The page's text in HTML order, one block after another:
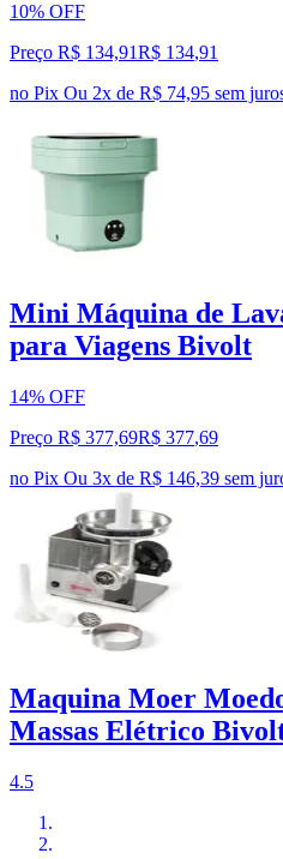
10% OFF
Preço R$ 134,91R$ 134,91
no Pix Ou 2x de R$ 74,95 sem
Mini Máquina de
para Viagens Bivolt
14% OFF
Preço R$ 377,69R$ 377,69
no Pix Ou 3x de R$ 146,39 sem
Maquina Moer
Massas Elétrico
4.5